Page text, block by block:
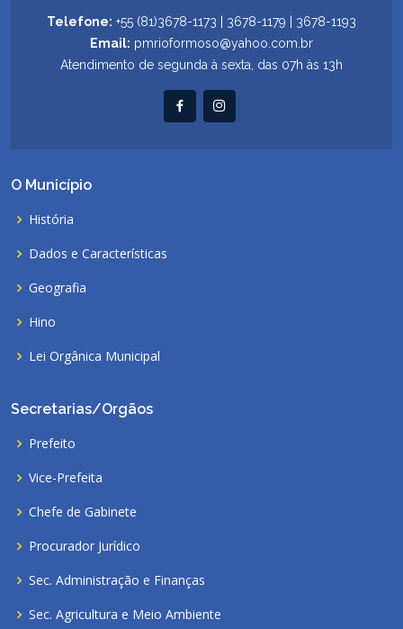
Telefone: +55 (81)3678-1173 | 3678-1179 | 3678-1193
Email: pmrioformoso@yahoo.com.br
Atendimento de segunda à sexta, das 07h às 13h
O Município
História
Dados e Características
Geografia
Hino
Lei Orgânica Municipal
Secretarias/Orgãos
Prefeito
Vice-Prefeita
Chefe de Gabinete
Procurador Jurídico
Sec. Administração e Finanças
Sec. Agricultura e Meio Ambiente